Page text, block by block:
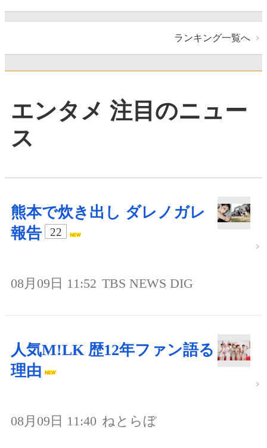
ランキング一覧へ
エンタメ 注目のニュー
ス
熊本で炊き出し ダレノガレ
報告
22
08月09日 11:52 TBS NEWS DIG
人気M!LK 歴12年ファン語る
理由
08月09日 11:40 ねとらぼ